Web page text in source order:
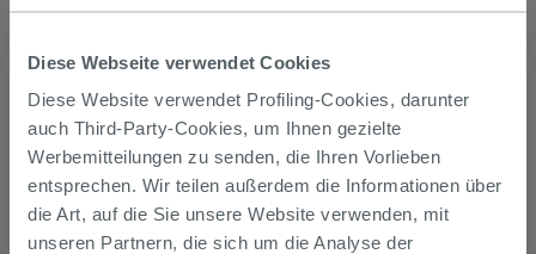
Diese Webseite verwendet Cookies
Diese Website verwendet Profiling-Cookies, darunter
auch Third-Party-Cookies, um Ihnen gezielte
Werbemitteilungen zu senden, die Ihren Vorlieben
entsprechen. Wir teilen außerdem die Informationen über
die Art, auf die Sie unsere Website verwenden, mit
unseren Partnern, die sich um die Analyse der
KUNDEN, DIE DIESEN ARTIKEL
GEKAUFT HABEN, KAUFTEN
AUCH...